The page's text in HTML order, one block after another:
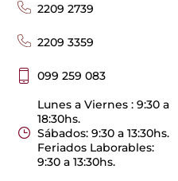
2209 2739
2209 3359
099 259 083
Lunes a Viernes : 9:30 a
18:30hs.
Sábados: 9:30 a 13:30hs.
Feriados Laborables:
9:30 a 13:30hs.